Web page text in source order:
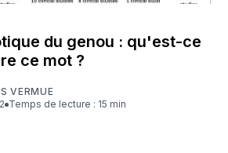
du genou : qu'est-ce
ce mot ?
VERMUE
Temps de lecture : 15 min